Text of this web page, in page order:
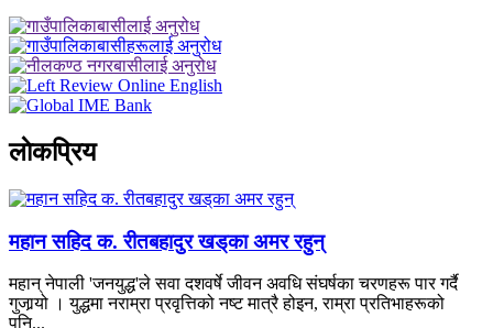
लाेकप्रिय
महान सहिद क. रीतबहादुर खड्‌का अमर रहुन्
महान् नेपाली 'जनयुद्ध'ले सवा दशवर्षे जीवन अवधि संघर्षका चरणहरू पार गर्दै
गुजार्‍यो । युद्धमा नराम्रा प्रवृत्तिको नष्ट मात्रै होइन, राम्रा प्रतिभाहरूको
पनि...